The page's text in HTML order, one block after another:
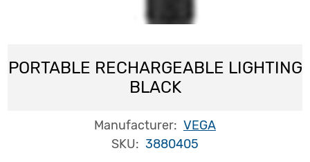
PORTABLE RECHARGEABLE LIGHTING
BLACK
Manufacturer: VEGA
SKU: 3880405